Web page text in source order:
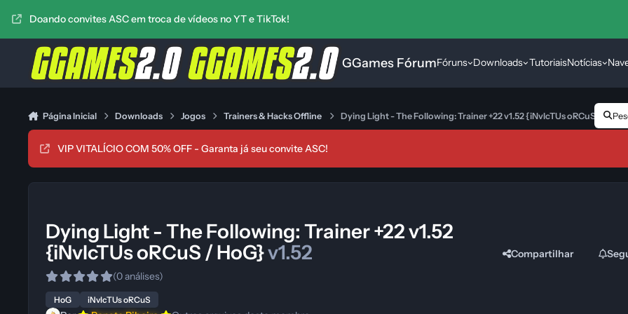
Doando convites ASC em troca de vídeos no YT e TikTok!
GGames FórumFóruns Downloads TutoriaisNotícias
Página Inicial Downloads Jogos Trainers & Hacks Offline Dying Light - The Following: Trainer +22 v1.52 {iNvIcTUs oRCuS / HoG}
VIP VITALÍCIO COM 50% OFF - Garanta já seu convite ASC!
Dying Light - The Following: Trainer +22 v1.52
{iNvIcTUs oRCuS / HoG}v1.52
(0 análises)
HoG iNvIcTUs oRCuS
Compartilhar